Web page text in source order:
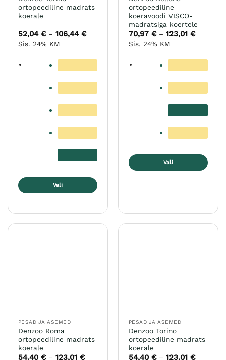
ortopeediline madrats
koerale
52,04 € – 106,44 €Hinnavahemik:
Sis. 24% KM
Vali
ortopeediline
koeravoodi VISCO-
madratsiga koertele
70,97 € – 123,01 €
Sis. 24% KM
Vali
PESAD JA ASEMED
Denzoo Roma
ortopeediline madrats
koerale
54,40 € – 123,01 €Hinnavahemik:
PESAD JA ASEMED
Denzoo Torino
ortopeediline madrats
koerale
54,40 € – 123,01 €